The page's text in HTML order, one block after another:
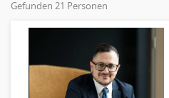
Online-Marketing
PR,
Produktmanagement
Strategisches Marketing
Vertriebsmarketing
Telekommunikation
Textilien & Bekleidung
Gefunden 21 Personen